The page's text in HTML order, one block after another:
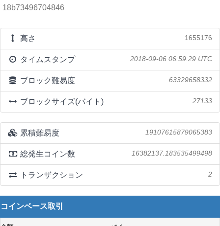
18b73496704846
高さ 1655176
タイムスタンプ 2018-09-06 06:59:29 UTC
ブロック難易度 63329658332
ブロックサイズ(バイト) 27133
累積難易度 19107615879065383
総発生コイン数 16382137.183535499498
トランザクション 2
コインベース取引